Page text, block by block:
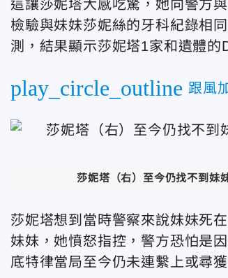
這讓莎妮塔大感吃驚，她向警方
檢驗與妹妹莎妮絲的牙科紀錄相
測，結果顯示莎妮塔1家和遺體的
play_circle_outline 跟風
莎妮塔（右）至今仍找不到妹
莎妮塔想到當時警察來說妹妹死
妹妹，她憤怒指控，警方恐怕是
底特律當局至今仍未連繫上或尋